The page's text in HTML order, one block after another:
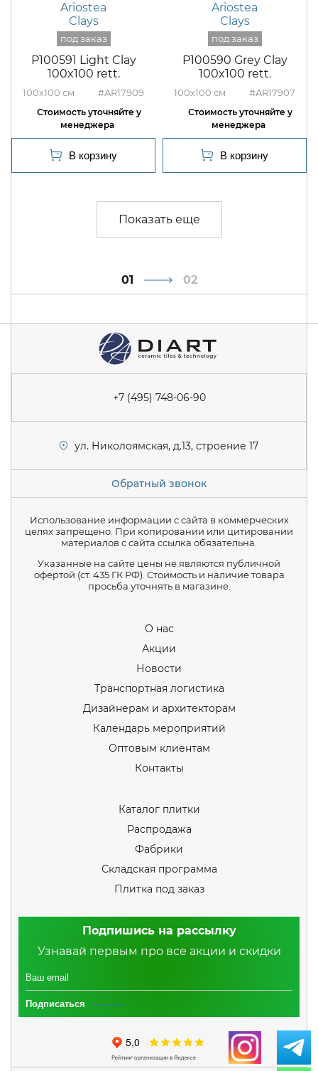
Ariostea
Clays
P100591 Light Clay
100x100 rett.
100x100 #AR17909
Ariostea
Clays
P100590 Grey Clay
100x100 rett.
100x100 #AR17907
1 2
+7 (495) 748-06-90
ул. Николоямская, д.13, строение 17
Обратный звонок
Использование информации с сайта в коммерческих
целях запрещено. При копировании или цитировании
материалов с сайта ссылка обязательна.
Указанные на сайте цены не являются публичной
офертой (ст. 435 ГК РФ). Стоимость и наличие товара
просьба уточнять в магазине.
О нас
Акции
Новости
Транспортная логистика
Дизайнерам и архитекторам
Календарь мероприятий
Оптовым клиентам
Контакты
Каталог плитки
Распродажа
Фабрики
Складская программа
Плитка под заказ
Подпишись на рассылку
Узнавай первым про все акции и скидки
Подписаться